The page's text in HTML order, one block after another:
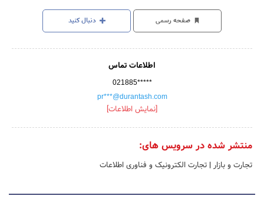
صفحه رسمی دنبال کنید
اطلاعات تماس
021885*****
pr***@durantash.com
[نمایش اطلاعات]
منتشر شده در سرویس های:
تجارت و بازار | تجارت الکترونیک و فناوری اطلاعات